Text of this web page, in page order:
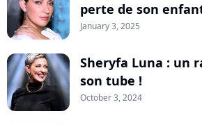
perte de son
January 3, 2025
Sheryfa Luna : un
son tube !
October 3, 2024